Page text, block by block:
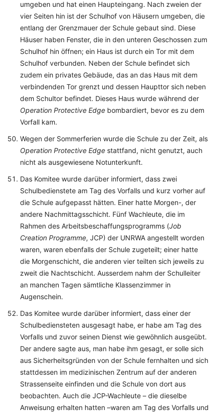
umgeben und hat einen Haupteingang. Nach zweien der
vier Seiten hin ist der Schulhof von Häusern umgeben, die
entlang der Grenzmauer der Schule gebaut sind. Diese
Häuser haben Fenster, die in den unteren Geschossen zum
Schulhof hin öffnen; ein Haus ist durch ein Tor mit dem
Schulhof verbunden. Neben der Schule befindet sich
zudem ein privates Gebäude, das an das Haus mit dem
verbindenden Tor grenzt und dessen Haupttor sich neben
dem Schultor befindet. Dieses Haus wurde während der
Operation Protective Edge bombardiert, bevor es zu dem
Vorfall kam.
Wegen der Sommerferien wurde die Schule zu der Zeit, als
Operation Protective Edge stattfand, nicht genutzt, auch
nicht als ausgewiesene Notunterkunft.
Das Komitee wurde darüber informiert, dass zwei
Schulbedienstete am Tag des Vorfalls und kurz vorher auf
die Schule aufgepasst hätten. Einer hatte Morgen-, der
andere Nachmittagsschicht. Fünf Wachleute, die im
Rahmen des Arbeitsbeschaffungsprogramms (Job
Creation Programme, JCP) der UNRWA angestellt worden
waren, waren ebenfalls der Schule zugeteilt; einer hatte
die Morgenschicht, die anderen vier teilten sich jeweils zu
zweit die Nachtschicht. Ausserdem nahm der Schulleiter
an manchen Tagen sämtliche Klassenzimmer in
Augenschein.
Das Komitee wurde darüber informiert, dass einer der
Schulbediensteten ausgesagt habe, er habe am Tag des
Vorfalls und zuvor seinen Dienst wie gewöhnlich ausgeübt.
Der andere sagte aus, man habe ihm gesagt, er solle sich
aus Sicherheitsgründen von der Schule fernhalten und sich
stattdessen im medizinischen Zentrum auf der anderen
Strassenseite einfinden und die Schule von dort aus
beobachten. Auch die JCP-Wachleute – die dieselbe
Anweisung erhalten hatten –waren am Tag des Vorfalls und